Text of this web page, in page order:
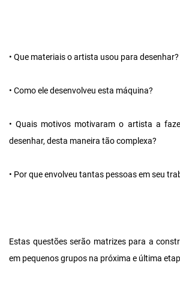
• Que materiais o artista usou para desenhar?
• Como ele desenvolveu esta máquina?
• Quais motivos motivaram o artista a
desenhar, desta maneira tão complexa?
• Por que envolveu tantas pessoas em seu
Estas questões serão matrizes para a
em pequenos grupos na próxima e última